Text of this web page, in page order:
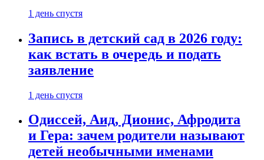
1 день спустя
Запись в детский сад в 2026 году:
как встать в очередь и подать
заявление
1 день спустя
Одиссей, Аид, Дионис, Афродита
и Гера: зачем родители называют
детей необычными именами